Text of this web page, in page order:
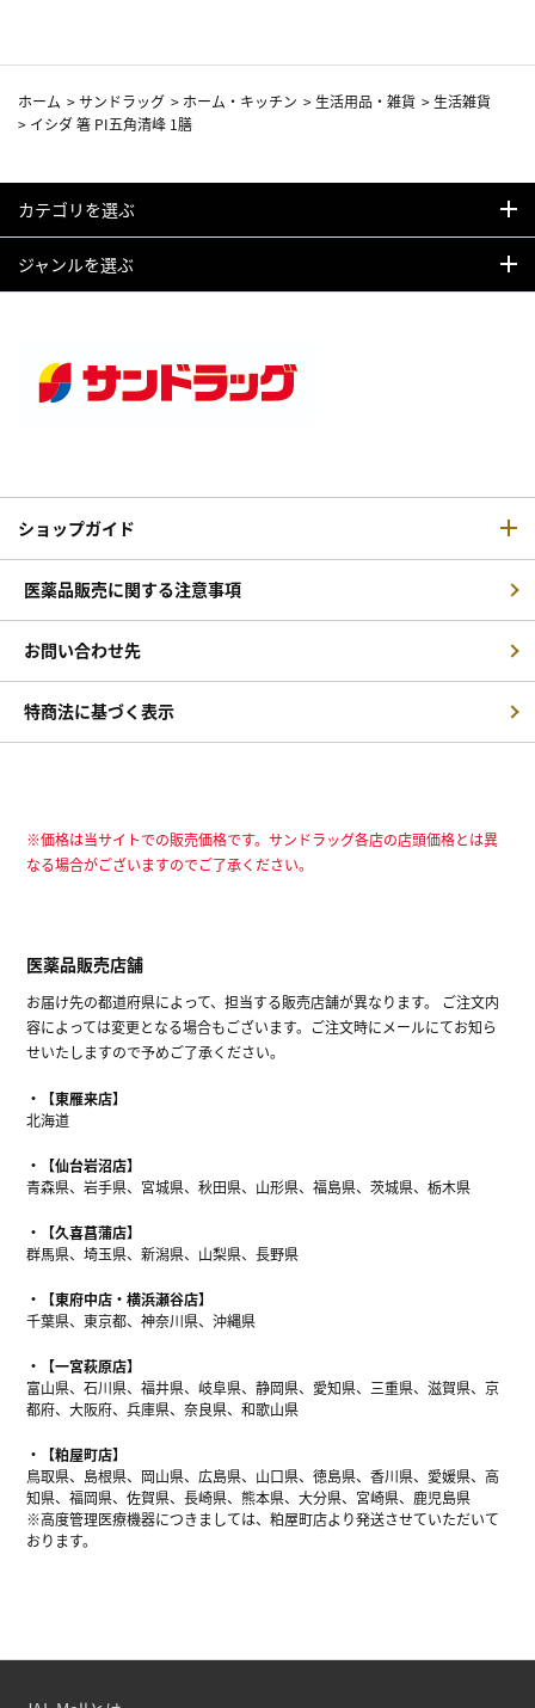
ホーム >サンドラッグ > ホーム・キッチン > 生活用品・雑貨 > 生活雑貨
> イシダ 箸 PI五角清峰 1膳
カテゴリを選ぶ
ジャンルを選ぶ
ショップガイド
医薬品販売に関する注意事項
お問い合わせ先
特商法に基づく表示
※価格は当サイトでの販売価格です。サンドラッグ各店の店頭価格とは異
なる場合がございますのでご了承ください。
医薬品販売店舗
お届け先の都道府県によって、担当する販売店舗が異なります。 ご注文内
容によっては変更となる場合もございます。ご注文時にメールにてお知ら
せいたしますので予めご了承ください。
【東雁来店】
北海道
【仙台岩沼店】
青森県、岩手県、宮城県、秋田県、山形県、福島県、茨城県、栃木県
【久喜菖蒲店】
群馬県、埼玉県、新潟県、山梨県、長野県
【東府中店・横浜瀬谷店】
千葉県、東京都、神奈川県、沖縄県
【一宮萩原店】
富山県、石川県、福井県、岐阜県、静岡県、愛知県、三重県、滋賀県、京
都府、大阪府、兵庫県、奈良県、和歌山県
【粕屋町店】
鳥取県、島根県、岡山県、広島県、山口県、徳島県、香川県、愛媛県、高
知県、福岡県、佐賀県、長崎県、熊本県、大分県、宮崎県、鹿児島県
※高度管理医療機器につきましては、粕屋町店より発送させていただいて
おります。